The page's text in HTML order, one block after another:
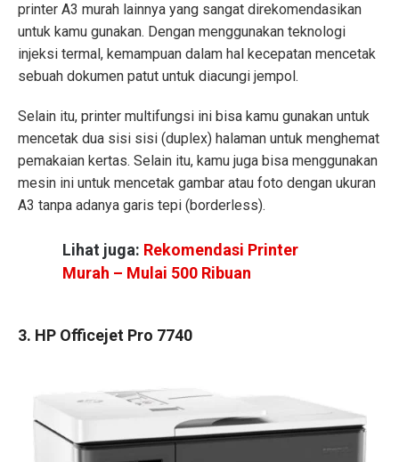
printer A3 murah lainnya yang sangat direkomendasikan
untuk kamu gunakan. Dengan menggunakan teknologi
injeksi termal, kemampuan dalam hal kecepatan mencetak
sebuah dokumen patut untuk diacungi jempol.
Selain itu, printer multifungsi ini bisa kamu gunakan untuk
mencetak dua sisi sisi (duplex) halaman untuk menghemat
pemakaian kertas. Selain itu, kamu juga bisa menggunakan
mesin ini untuk mencetak gambar atau foto dengan ukuran
A3 tanpa adanya garis tepi (borderless).
Lihat juga: Rekomendasi Printer
Murah – Mulai 500 Ribuan
3. HP Officejet Pro 7740